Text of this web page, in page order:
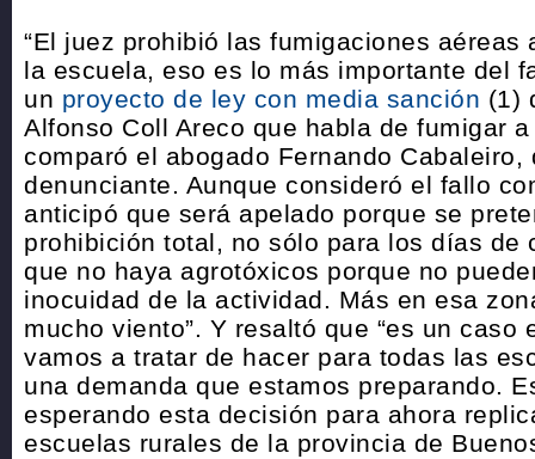
“El juez prohibió las fumigaciones aéreas
la escuela, eso es lo más importante del
un proyecto de ley con media sanción (1)
Alfonso Coll Areco que habla de fumigar a
comparó el abogado Fernando Cabaleiro,
denunciante. Aunque consideró el fallo
anticipó que será apelado porque se
prohibición total, no sólo para los días de
que no haya agrotóxicos porque no
inocuidad de la actividad. Más en esa
mucho viento”. Y resaltó que “es un caso
vamos a tratar de hacer para todas las
una demanda que estamos preparando.
esperando esta decisión para ahora
escuelas rurales de la provincia de